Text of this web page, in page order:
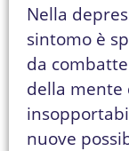
Nella
sintomo è
da
della mente
nuove